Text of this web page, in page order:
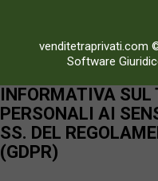
venditetraprivati.com
Software
INFORMATIVA SUL
PERSONALI AI
SS. DEL
(GDPR)